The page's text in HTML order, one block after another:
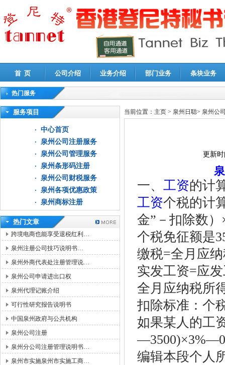
首 页 公司介绍 业务介绍 部门业务 条块业务
热门服务
高新技术企业认定审计|企业所得税汇算清缴申报鉴证
服务项目
中心首页
泉州公司注册服务
泉州公司管理服务
泉州条形码注册
泉州公司财税服务
泉州各项优惠政策
泉州商标注册
热门文章
跨境电商也能享受退税红利…
泉州注册公司技巧说明书…
泉州外商代表处注册管理说…
泉州公司申请进出口权
泉州代理记账介绍
可行性研究报告说明书
中国泉州政府与公共机构
泉州公司注册
泉州分公司注册管理说明书…
泉州市实施泉州市实施工商…
当前位置： 主页 > 泉州日聪> 泉州公
更新
一、 工资的计
工资个税的计
金”－扣除数
个税免征额是
缴税=全月应
实发工资=应
全月应纳税所
扣除标准：个
如果某人的工
编辑本段个人